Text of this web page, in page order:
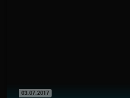
03.07.2017